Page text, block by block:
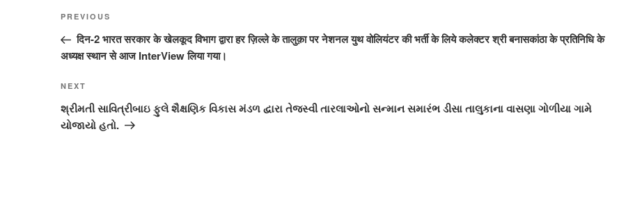
Post
navigation
Previous
Post
PREVIOUS
दिन-2 भारत सरकार के खेलकूद विभाग द्वारा हर ज़िल्ले के तालुक़ा पर नेशनल युथ वोलियंटर की भर्ती के लिये कलेक्टर श्री बनासकांठा के प्रतिनिधि के
अध्यक्ष स्थान से आज InterView लिया गया।
Next
Post
NEXT
શ્રીમતી સાવિત્રીબાઇ ફુલે શૈક્ષણિક વિકાસ મંડળ દ્વારા તેજસ્વી તારલાઓનો સન્માન સમારંભ ડીસા તાલુકાના વાસણા ગોળીયા ગામે
યોજાયો હતો.